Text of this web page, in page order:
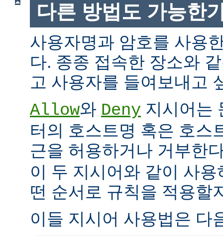
다른 방법도 가능한
사용자명과 암호를 사용
다. 종종 접속한 장소와
고 사용자를 들여보내고
Allow와 Deny 지시어는
터의 호스트명 혹은 호스
근을 허용하거나 거부한
이 두 지시어와 같이 사
떤 순서로 규칙을 적용할
이들 지시어 사용법은 다